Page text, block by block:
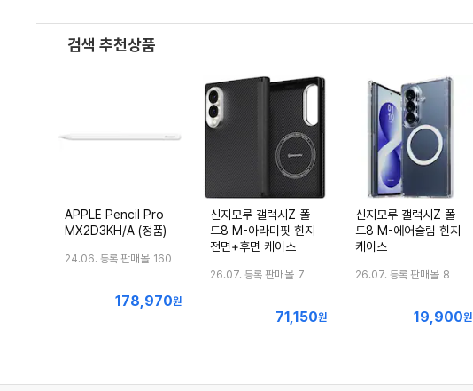
검색 추천상품
APPLE Pencil Pro
MX2D3KH/A (정품)
24.06. 등록 판매몰 160
최
178,970원
신지모루 갤럭시Z 폴
드8 M-아라미핏 힌지
전면+후면 케이스
26.07. 등록 판매몰 7
최
71,150원
신지모루 갤럭시Z 폴
드8 M-에어슬림 힌지
케이스
26.07. 등록 판매몰 8
최
19,900원